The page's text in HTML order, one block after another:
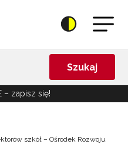
Szukaj
– zapisz się!
szkół – Ośrodek Rozwoju